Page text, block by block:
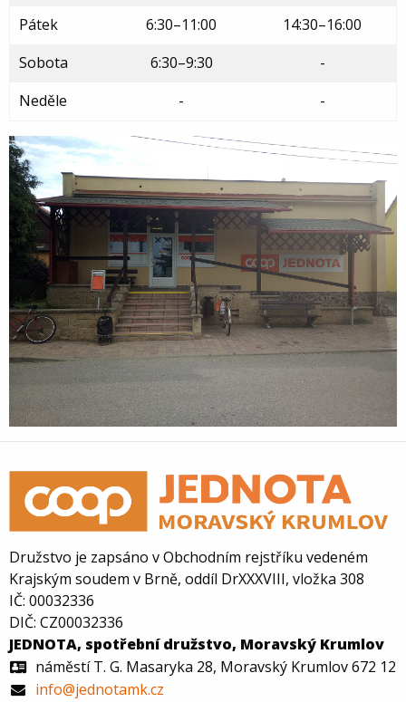
Pátek
6:30–11:00
14:30–16:00
Sobota
6:30–9:30
-
Neděle
- -
Družstvo je zapsáno v Obchodním rejstříku vedeném
Krajským soudem v Brně, oddíl DrXXXVIII, vložka 308
IČ: 00032336
DIČ: CZ00032336
JEDNOTA, spotřební družstvo, Moravský Krumlov
náměstí T. G. Masaryka 28, Moravský Krumlov 672 12
info@jednotamk.cz